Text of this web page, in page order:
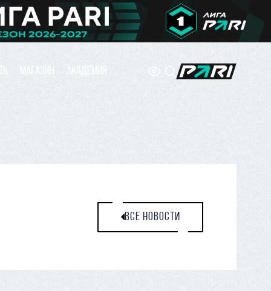
МАГАЗИН АКАДЕМИЯ
ВСЕ НОВОСТИ